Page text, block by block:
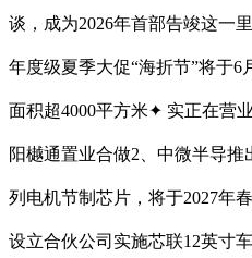
谈，成为2026年首部告竣这一
年度级夏季大促“海折节”将于6
面积超4000平方米✦ 实正在营
阳樾通置业合做2、中微半导推
列电机节制芯片，将于2027年
设立合伙公司实施芯联12英寸